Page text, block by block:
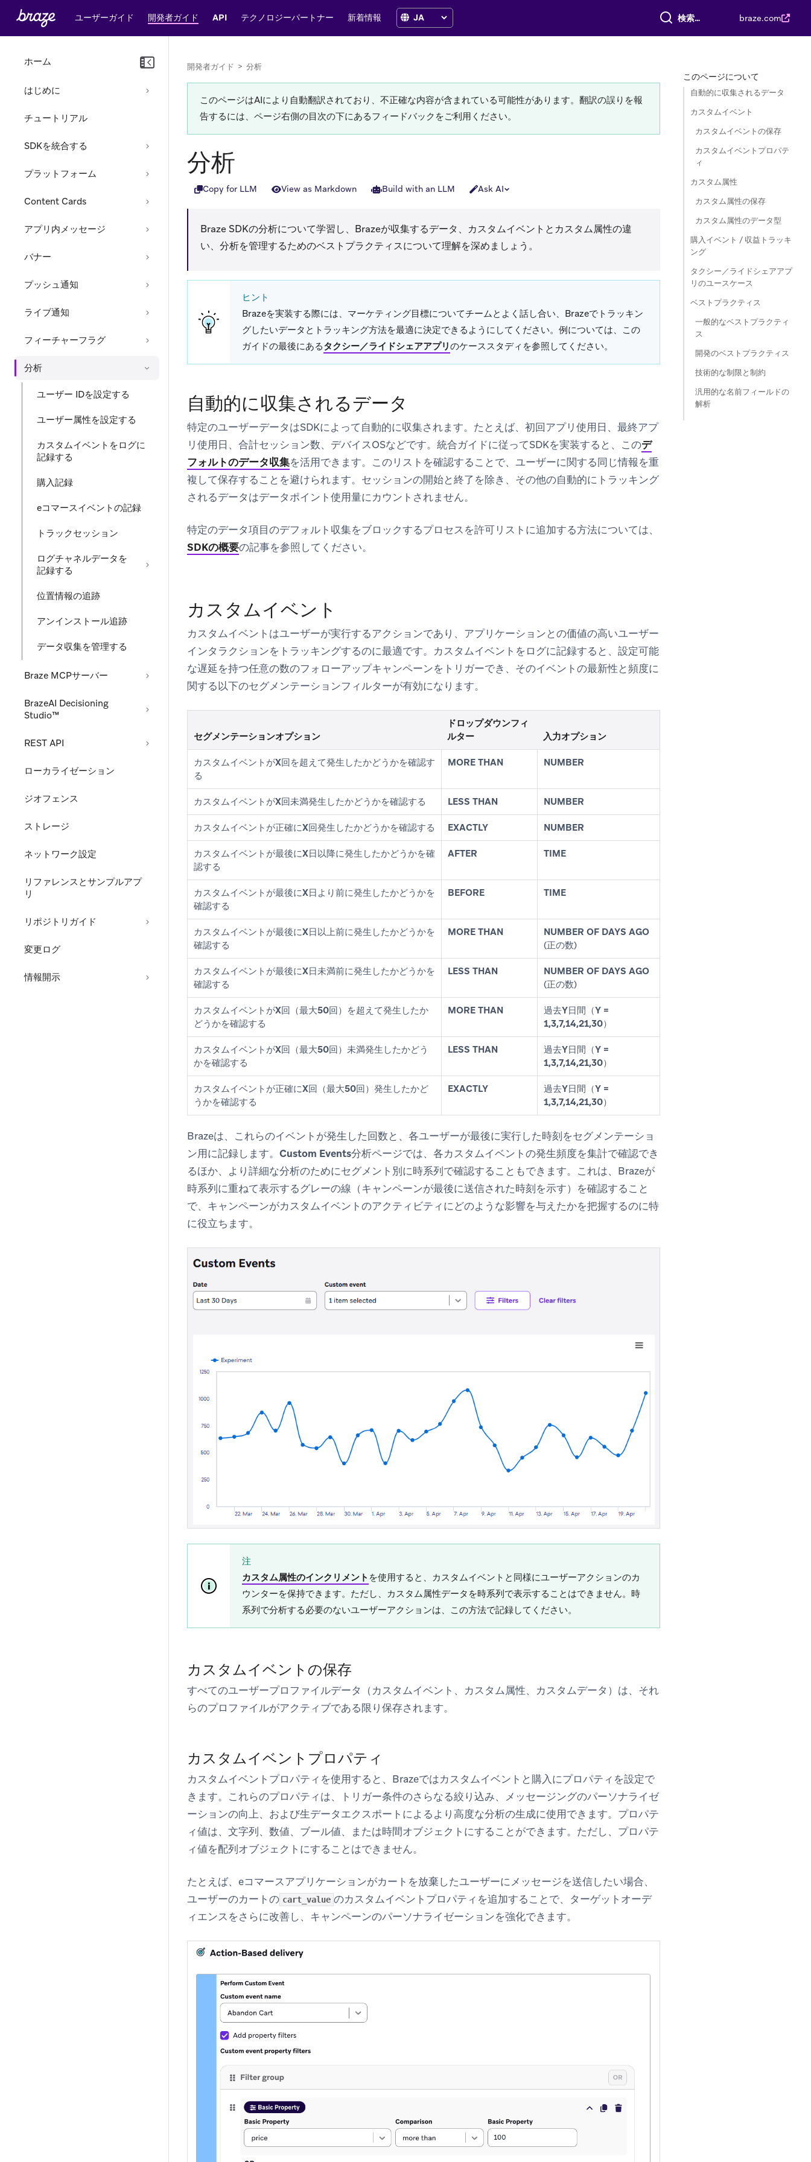
ユーザーガイド 開発者ガイド API テクノロジーパートナー 新着情報 すべて検索 braze.com
ホーム
はじめに
チュートリアル
SDKを統合する
プラットフォーム
Content Cards
アプリ内メッセージ
バナー
プッシュ通知
ライブ通知
フィーチャーフラグ
分析
ユーザー IDを設定する
ユーザー属性を設定する
カスタムイベントをログに
記録する
購入記録
eコマースイベントの記録
トラックセッション
ログチャネルデータを
記録する
位置情報の追跡
アンインストール追跡
データ収集を管理する
Braze MCPサーバー
BrazeAI Decisioning
Studio™
REST API
ローカライゼーション
ジオフェンス
ストレージ
ネットワーク設定
リファレンスとサンプルアプ
リ
リポジトリガイド
変更ログ
情報開示
開発者ガイド > 分析
このページはAIにより自動翻訳されており、不正確な内容が含まれている可能性があります。翻訳の誤りを報
告するには、ページ右側の目次の下にあるフィードバックをご利用ください。
分析
Copy for LLM View as Markdown Build with an LLM Ask AI
Braze SDKの分析について学習し、Brazeが収集するデータ、カスタムイベントとカスタム属性の違
い、分析を管理するためのベストプラクティスについて理解を深めましょう。
ヒント
Brazeを実装する際には、マーケティング目標についてチームとよく話し合い、Brazeでトラッキン
グしたいデータとトラッキング方法を最適に決定できるようにしてください。例については、この
ガイドの最後にあるタクシー／ライドシェアアプリのケーススタディを参照してください。
自動的に収集されるデータ
特定のユーザーデータはSDKによって自動的に収集されます。たとえば、初回アプリ使用日、最終アプ
リ使用日、合計セッション数、デバイスOSなどです。統合ガイドに従ってSDKを実装すると、このデ
フォルトのデータ収集を活用できます。このリストを確認することで、ユーザーに関する同じ情報を重
複して保存することを避けられます。セッションの開始と終了を除き、その他の自動的にトラッキング
されるデータはデータポイント使用量にカウントされません。
特定のデータ項目のデフォルト収集をブロックするプロセスを許可リストに追加する方法については、
SDKの概要の記事を参照してください。
カスタムイベント
カスタムイベントはユーザーが実行するアクションであり、アプリケーションとの価値の高いユーザー
インタラクションをトラッキングするのに最適です。カスタムイベントをログに記録すると、設定可能
な遅延を持つ任意の数のフォローアップキャンペーンをトリガーでき、そのイベントの最新性と頻度に
関する以下のセグメンテーションフィルターが有効になります。
セグメンテーションオプション
ドロップダウンフィ
ルター
入力オプション
カスタムイベントがX回を超えて発生したかどうかを確認す
る
MORE THAN NUMBER
カスタムイベントがX回未満発生したかどうかを確認する LESS THAN NUMBER
カスタムイベントが正確にX回発生したかどうかを確認する EXACTLY NUMBER
カスタムイベントが最後にX日以降に発生したかどうかを確
認する
AFTER TIME
カスタムイベントが最後にX日より前に発生したかどうかを
確認する
BEFORE TIME
カスタムイベントが最後にX日以上前に発生したかどうかを
確認する
MORE THAN
NUMBER OF DAYS AGO
(正の数)
カスタムイベントが最後にX日未満前に発生したかどうかを
確認する
LESS THAN
NUMBER OF DAYS AGO
(正の数)
カスタムイベントがX回（最大50回）を超えて発生したか
どうかを確認する
MORE THAN 過去Y日間（Y =
1,3,7,14,21,30）
カスタムイベントがX回（最大50回）未満発生したかどう
かを確認する
LESS THAN 過去Y日間（Y =
1,3,7,14,21,30）
カスタムイベントが正確にX回（最大50回） 発生したかど
うかを確認する
EXACTLY 過去Y日間（Y =
1,3,7,14,21,30）
Brazeは、これらのイベントが発生した回数と、各ユーザーが最後に実行した時刻をセグメンテーショ
ン用に記録します。 Custom Events分析ページでは、各カスタムイベントの発生頻度を集計で確認でき
るほか、より詳細な分析のためにセグメント別に時系列で確認することもできます。これは、Brazeが
時系列に重ねて表示するグレーの線（キャンペーンが最後に送信された時刻を示す）を確認すること
で、キャンペーンがカスタムイベントのアクティビティにどのような影響を与えたかを把握するのに特
に役立ちます。
注
カスタム属性のインクリメント を使用すると、カスタムイベントと同様にユーザーアクションのカ
ウンターを保持できます。ただし、カスタム属性データを時系列で表示することはできません。時
系列で分析する必要のないユーザーアクションは、この方法で記録してください。
カスタムイベントの保存
すべてのユーザープロファイルデータ（カスタムイベント、カスタム属性、カスタムデータ）は、それ
らのプロファイルがアクティブである限り保存されます。
カスタムイベントプロパティ
カスタムイベントプロパティを使用すると、Brazeではカスタムイベントと購入にプロパティを設定で
きます。これらのプロパティは、トリガー条件のさらなる絞り込み、メッセージングのパーソナライゼ
ーションの向上、および生データエクスポートによるより高度な分析の生成に使用できます。プロパテ
ィ値は、文字列、数値、ブール値、または時間オブジェクトにすることができます。ただし、プロパテ
ィ値を配列オブジェクトにすることはできません。
たとえば、eコマースアプリケーションがカートを放棄したユーザーにメッセージを送信したい場合、
ユーザーのカートの cart_value のカスタムイベントプロパティを追加することで、ターゲットオーデ
ィエンスをさらに改善し、キャンペーンのパーソナライゼーションを強化できます。
このページについて
自動的に収集されるデータ
カスタムイベント
カスタムイベントの保存
カスタムイベントプロパテ
ィ
カスタム属性
カスタム属性の保存
カスタム属性のデータ型
購入イベント / 収益トラッキ
ング
タクシー／ライドシェアアプ
リのユースケース
ベストプラクティス
一般的なベストプラクティ
ス
開発のベストプラクティス
技術的な制限と制約
汎用的な名前フィールドの
解析